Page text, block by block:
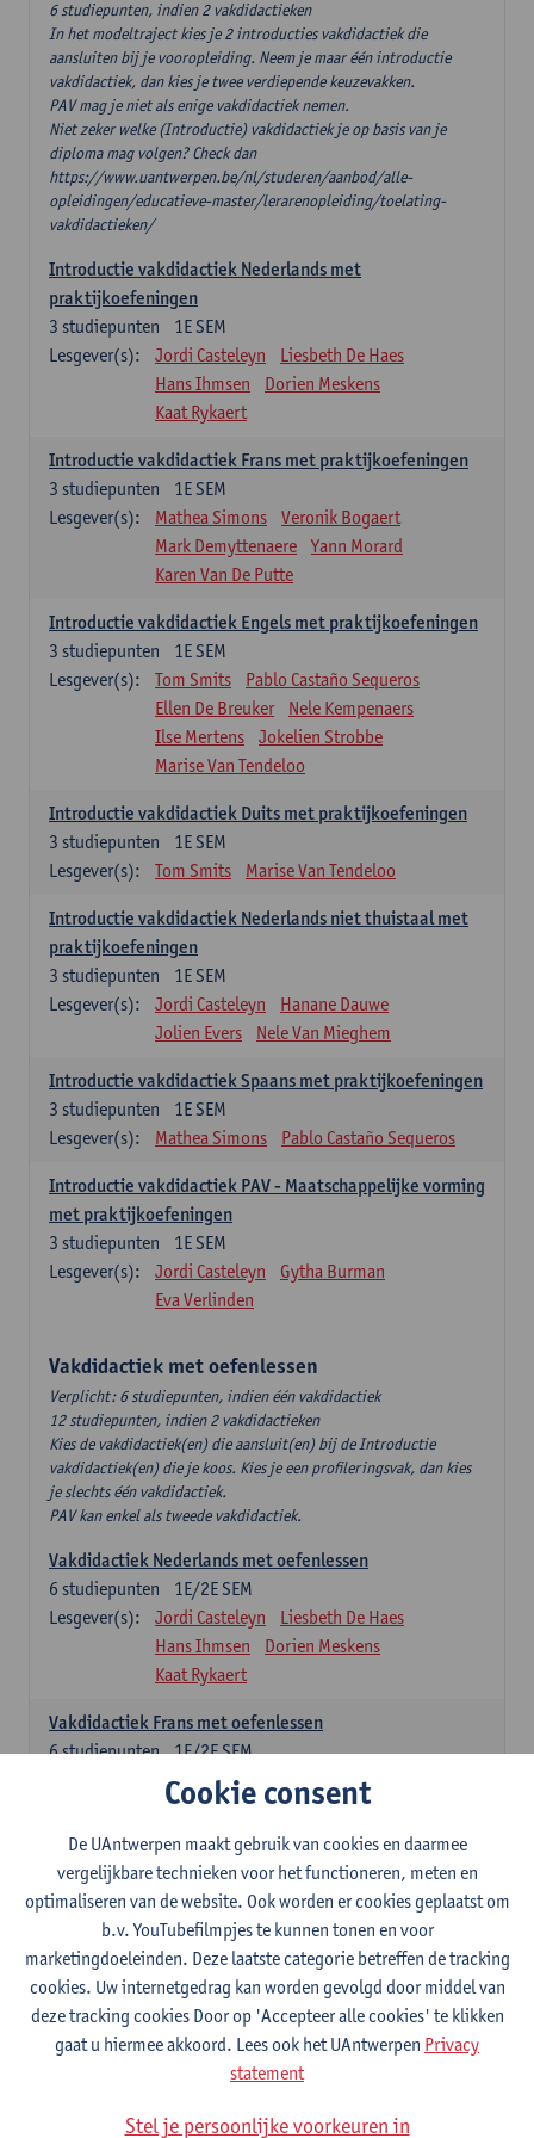
6 studiepunten, indien 2 vakdidactieken
In het modeltraject kies je 2 introducties vakdidactiek die
aansluiten bij je vooropleiding. Neem je maar één introductie
vakdidactiek, dan kies je twee verdiepende keuzevakken.
PAV mag je niet als enige vakdidactiek nemen.
Niet zeker welke (Introductie) vakdidactiek je op basis van je
diploma mag volgen? Check dan
https://www.uantwerpen.be/nl/studeren/aanbod/alle-
opleidingen/educatieve-master/lerarenopleiding/toelating-
vakdidactieken/
Introductie vakdidactiek Nederlands met
praktijkoefeningen
1E SEM
3 studiepunten
Lesgever(s):
Jordi Casteleyn
Liesbeth De Haes
Hans Ihmsen
Dorien Meskens
Kaat Rykaert
Introductie vakdidactiek Frans met praktijkoefeningen
1E SEM
3 studiepunten
Lesgever(s):
Mathea Simons
Veronik Bogaert
Mark Demyttenaere
Yann Morard
Karen Van De Putte
Introductie vakdidactiek Engels met praktijkoefeningen
1E SEM
3 studiepunten
Lesgever(s):
Tom Smits
Pablo Castaño Sequeros
Ellen De Breuker
Nele Kempenaers
Ilse Mertens
Jokelien Strobbe
Marise Van Tendeloo
Introductie vakdidactiek Duits met praktijkoefeningen
1E SEM
3 studiepunten
Lesgever(s):
Tom Smits Marise Van Tendeloo
Introductie vakdidactiek Nederlands niet thuistaal met
praktijkoefeningen
1E SEM
3 studiepunten
Lesgever(s):
Jordi Casteleyn
Hanane Dauwe
Jolien Evers
Nele Van Mieghem
Introductie vakdidactiek Spaans met praktijkoefeningen
1E SEM
3 studiepunten
Lesgever(s):
Mathea Simons Pablo Castaño Sequeros
Introductie vakdidactiek PAV - Maatschappelijke vorming
met praktijkoefeningen
1E SEM
3 studiepunten
Lesgever(s):
Jordi Casteleyn
Gytha Burman
Eva Verlinden
Vakdidactiek met oefenlessen
Verplicht: 6 studiepunten, indien één vakdidactiek
12 studiepunten, indien 2 vakdidactieken
Kies de vakdidactiek(en) die aansluit(en) bij de Introductie
vakdidactiek(en) die je koos. Kies je een profileringsvak, dan kies
je slechts één vakdidactiek.
PAV kan enkel als tweede vakdidactiek.
Vakdidactiek Nederlands met oefenlessen
1E/2E SEM
6 studiepunten
Lesgever(s):
Jordi Casteleyn
Liesbeth De Haes
Hans Ihmsen
Dorien Meskens
Kaat Rykaert
Vakdidactiek Frans met oefenlessen
1E/2E SEM
6studiepunten
Mathea Simons
Veronik Bogaert
Mark Demyttenaere
Yann Morard
Karen Van De Putte
Vakdidactiek Engels met oefenlessen
1E/2E SEM
6studiepunten
Lesgever(s):
Tom Smits
Ellen De Breuker
Nele Kempenaers
Joke Prinsen
Vakdidactiek Duits met oefenlessen
1E/2E SEM
6studiepunten
Tom Smits Marise Van Tendeloo
Vakdidactiek Nederlands niet-thuistaal met oefenlessen
Cookie consent
De UAntwerpen maakt gebruik van cookies en daarmee
vergelijkbare technieken voor het functioneren, meten en
optimaliseren van de website. Ook worden er cookies geplaatst om
b.v. YouTubefilmpjes te kunnen tonen en voor
marketingdoeleinden. Deze laatste categorie betreffen de tracking
cookies. Uw internetgedrag kan worden gevolgd door middel van
deze tracking cookies Door op 'Accepteer alle cookies' te klikken
gaat u hiermee akkoord. Lees ook het UAntwerpen Privacy
statement
Stel je persoonlijke voorkeuren in